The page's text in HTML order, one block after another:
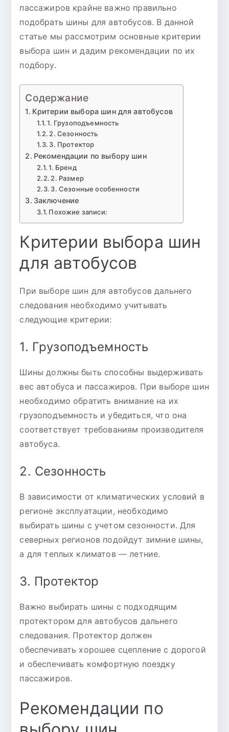
пассажиров крайне важно правильно
подобрать шины для автобусов. В данной
статье мы рассмотрим основные критерии
выбора шин и дадим рекомендации по их
подбору.
Содержание
Критерии выбора шин для автобусов
1. Грузоподъемность
2. Сезонность
3. Протектор
Рекомендации по выбору шин
1. Бренд
2. Размер
3. Сезонные особенности
Заключение
Похожие записи:
Критерии выбора шин
для автобусов
При выборе шин для автобусов дальнего
следования необходимо учитывать
следующие критерии:
1. Грузоподъемность
Шины должны быть способны выдерживать
вес автобуса и пассажиров. При выборе шин
необходимо обратить внимание на их
грузоподъемность и убедиться, что она
соответствует требованиям производителя
автобуса.
2. Сезонность
В зависимости от климатических условий в
регионе эксплуатации, необходимо
выбирать шины с учетом сезонности. Для
северных регионов подойдут зимние шины,
а для теплых климатов — летние.
3. Протектор
Важно выбирать шины с подходящим
протектором для автобусов дальнего
следования. Протектор должен
обеспечивать хорошее сцепление с дорогой
и обеспечивать комфортную поездку
пассажиров.
Рекомендации по